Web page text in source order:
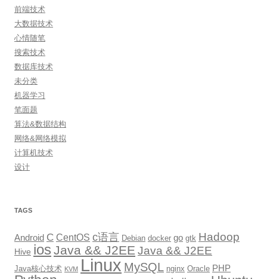
前端技术
大数据技术
心情随笔
搜索技术
数据库技术
未分类
机器学习
笔面题
算法&数据结构
网络&网络模拟
计算机技术
设计
TAGS
Android C CentOS c语言 Debian docker go gtk Hadoop
Hive ios Java && J2EE Java && J2EE
Java核心技术 KVM Linux MySQL nginx Oracle PHP